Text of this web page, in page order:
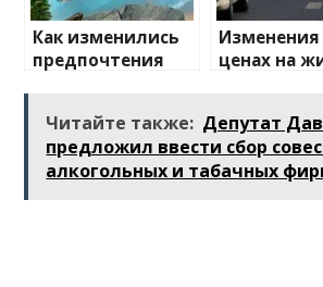
Как изменились
предпочтения
Изменения
ценах на
Читайте также: Депутат
предложил ввести сбор
алкогольных и табачных